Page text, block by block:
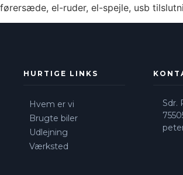
førersæde, el-ruder, el-spejle, usb
HURTIGE LINKS
Hvem er vi
Brugte biler
Udlejning
Værksted
Sdr.